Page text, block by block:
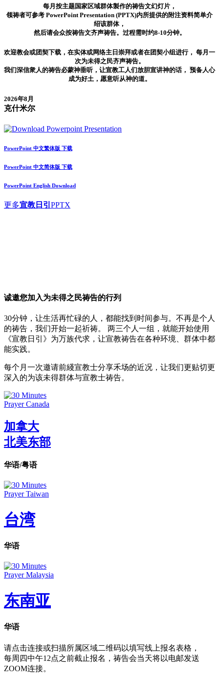
每月按主题国家区域群体製作的祷告文幻灯片，
领祷者可参考 PowerPoint Presentation (PPTX)内所提供的附注资料简单介
绍该群体，
然后请会众按祷告文齐声祷告。过程需时约8-10分钟。
欢迎教会或团契下载，在实体或网络主日崇拜或者在团契小组进行， 每月一
次为未得之民齐声祷告。
我们深信衆人的祷告必蒙神垂听，让宣教工人们放胆宣讲神的话， 预备人心
成为好土，愿意听从神的道。
2026年8月
克什米尔
PowerPoint 中文繁体版 下载
PowerPoint 中文简体版 下载
PowerPoint English Download
更多宣教日引 PPTX
诚邀您加入为未得之民祷告的行列
30分钟，让生活再忙碌的人，都能找到时间参与。不再是个人
的祷告，我们开始一起祈祷。 两三个人一组，就能开始使用
《宣教日引》为万族代求，让宣教祷告在各种环境、群体中都
能实践。
每个月一次邀请前綫宣教士分享禾场的近况，让我们更贴切更
深入的为该未得群体与宣教士祷告。
加拿大
北美东部
华语/粤语
台湾
华语
东南亚
华语
请点击连接或扫描所属区域二维码以填写线上报名表格，
每周四中午12点之前截止报名，祷告会当天将以电邮发送
ZOOM连接。